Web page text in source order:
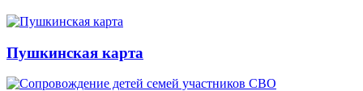
Пушкинская карта